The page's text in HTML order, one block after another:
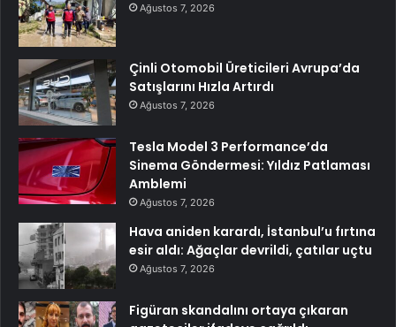
Ağustos 7, 2026
Çinli Otomobil Üreticileri Avrupa’da
Satışlarını Hızla Artırdı
Ağustos 7, 2026
Tesla Model 3 Performance’da
Sinema Göndermesi: Yıldız Patlaması
Amblemi
Ağustos 7, 2026
Hava aniden karardı, İstanbul’u fırtına
esir aldı: Ağaçlar devrildi, çatılar uçtu
Ağustos 7, 2026
Figüran skandalını ortaya çıkaran